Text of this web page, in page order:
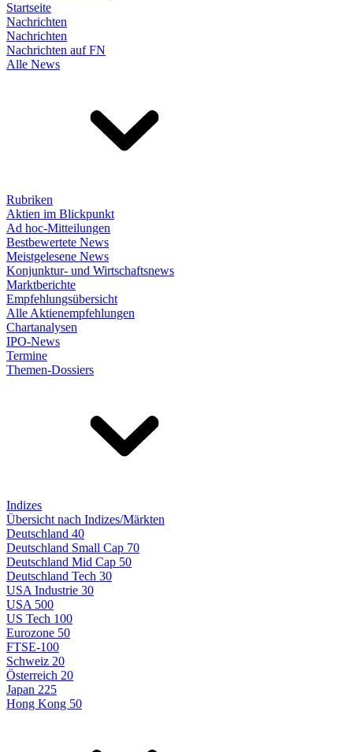
Startseite
Nachrichten
Nachrichten
Nachrichten auf FN
Alle News
Rubriken
Aktien im Blickpunkt
Ad hoc-Mitteilungen
Bestbewertete News
Meistgelesene News
Konjunktur- und Wirtschaftsnews
Marktberichte
Empfehlungsübersicht
Alle Aktienempfehlungen
Chartanalysen
IPO-News
Termine
Themen-Dossiers
Indizes
Übersicht nach Indizes/Märkten
Deutschland 40
Deutschland Small Cap 70
Deutschland Mid Cap 50
Deutschland Tech 30
USA Industrie 30
USA 500
US Tech 100
Eurozone 50
FTSE-100
Schweiz 20
Österreich 20
Japan 225
Hong Kong 50